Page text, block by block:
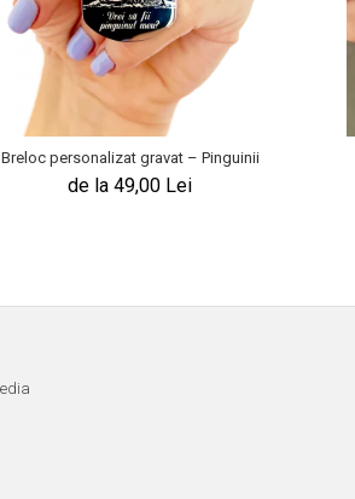
Breloc personalizat gravat – Pinguinii
de la 49,00 Lei